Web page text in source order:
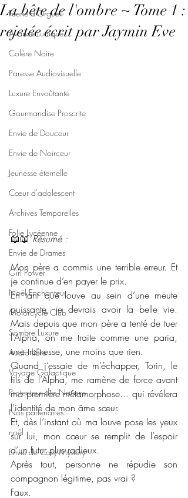
Féerie d'Orgueil
Avarice Ludique
Colère Noire
Paresse Audiovisuelle
Luxure Envoûtante
Gourmandise Proscrite
Envie de Douceur
Envie de Noirceur
Jeunesse éternelle
Cœur d'adolescent
Archives Temporelles
Folie Lycéenne
Envie de Drames
Girl Power
Noël Enchanteur
Motorcycle Club
Sombre Luxure
Audio libre
Voyage Galactique
Protecteur des Nations
Nos partenaires
noêl
Envie de Cosy Mystery
La bête de l'ombre ~ Tome 1 :
rejetée écrit par Jaymin Eve
📖📖 Résumé :
Mon père a commis une terrible erreur. Et
je continue d’en payer le prix.
En tant que louve au sein d’une meute
puissante, je devrais avoir la belle vie.
Mais depuis que mon père a tenté de tuer
l’Alpha, on me traite comme une paria,
une traîtresse, une moins que rien.
Quand j’essaie de m’échapper, Torin, le
fils de l’Alpha, me ramène de force avant
ma première métamorphose... qui révélera
l’identité de mon âme sœur.
Et, dès l’instant où ma louve pose les yeux
sur lui, mon cœur se remplit de l’espoir
d’un futur plus radieux.
Après tout, personne ne répudie son
compagnon légitime, pas vrai ?
Faux.